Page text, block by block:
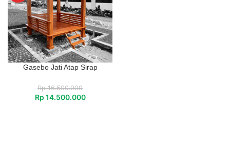
Gasebo Jati Atap Sirap
Rp16.500.000
Rp 14.500.000